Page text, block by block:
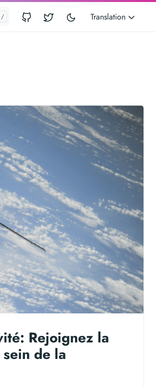
Translation
Rejoignez la
de la